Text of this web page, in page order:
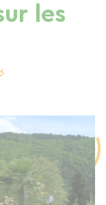
les